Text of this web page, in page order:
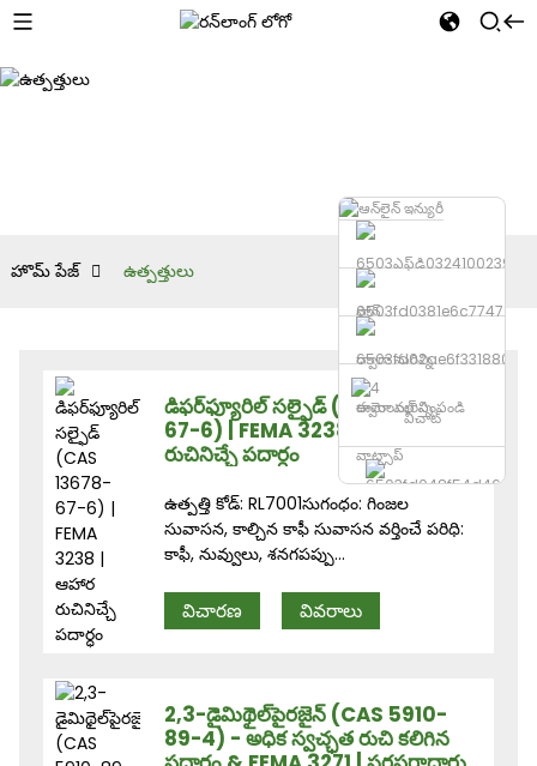
ఫోన్
ఈమెయిల్ పంపండి
వాట్సాప్
వీచాట్
హొమ్ పేజ్ ఉత్పత్తులు
డిఫర్‌ఫ్యూరిల్ సల్ఫైడ్ (CAS 13678-
67-6) | FEMA 3238 | ఆహార
రుచినిచ్చే పదార్ధం
ఉత్పత్తి కోడ్: RL7001సుగంధం: గింజల
సువాసన, కాల్చిన కాఫీ సువాసన వర్తించే పరిధి:
కాఫీ, నువ్వులు, శనగపప్పు...
విచారణ వివరాలు
2,3-డైమిథైల్‌పైరజైన్ (CAS 5910-
89-4) - అధిక స్వచ్ఛత రుచి కలిగిన